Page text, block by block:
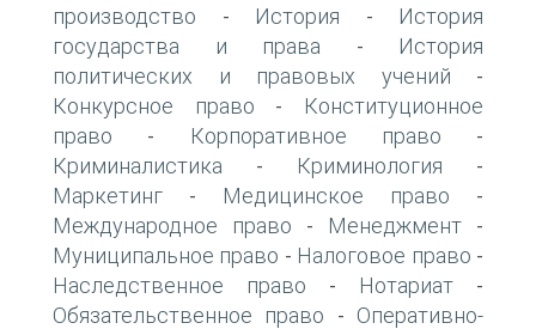
производство - История -
История
государства и права -
История
политических и правовых учений -
Конкурсное право -
Конституционное
право - Корпоративное право -
Криминалистика - Криминология -
Маркетинг - Медицинское право -
Международное право - Менеджмент -
Муниципальное право - Налоговое право -
Наследственное право - Нотариат -
Обязательственное право - Оперативно-